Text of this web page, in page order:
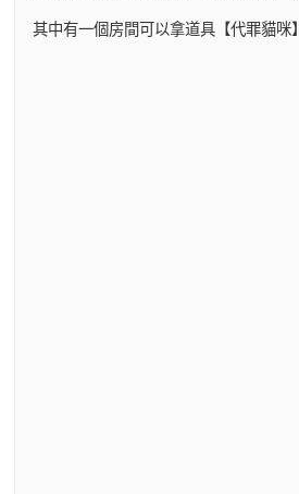
其中有一個房間可以拿道具【代罪貓咪】